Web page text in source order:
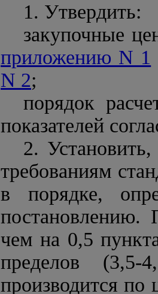
1. Утвердить:
закупочные
приложению N 1
N 2;
порядок
показателей
2.
требованиям
в порядке,
постановлению.
чем на 0,5
пределов (3,5-
производится по